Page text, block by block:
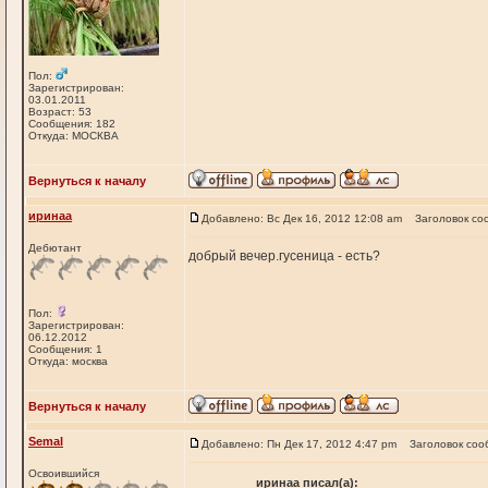
Пол:
Зарегистрирован:
03.01.2011
Возраст: 53
Сообщения: 182
Откуда: МОСКВА
Вернуться к началу
иринаа
Дебютант
Пол:
Зарегистрирован:
06.12.2012
Сообщения: 1
Откуда: москва
Добавлено: Вс Дек 16, 2012 12:08 am Заголовок
добрый вечер.гусеница - есть?
Вернуться к началу
Semal
Освоившийся
Добавлено: Пн Дек 17, 2012 4:47 pm Заголовок
иринаа писал(а):